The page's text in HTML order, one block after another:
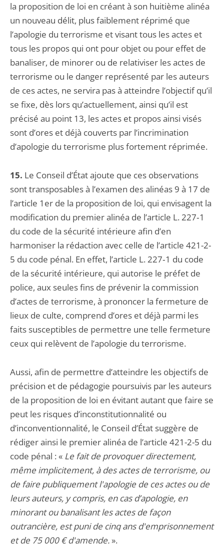
la proposition de loi en créant à son huitième alinéa
un nouveau délit, plus faiblement réprimé que
l’apologie du terrorisme et visant tous les actes et
tous les propos qui ont pour objet ou pour effet de
banaliser, de minorer ou de relativiser les actes de
terrorisme ou le danger représenté par les auteurs
de ces actes, ne servira pas à atteindre l’objectif qu’il
se fixe, dès lors qu’actuellement, ainsi qu’il est
précisé au point 13, les actes et propos ainsi visés
sont d’ores et déjà couverts par l’incrimination
d’apologie du terrorisme plus fortement réprimée.
15. Le Conseil d’État ajoute que ces observations
sont transposables à l’examen des alinéas 9 à 17 de
l’article 1er de la proposition de loi, qui envisagent la
modification du premier alinéa de l’article L. 227‑1
du code de la sécurité intérieure afin d’en
harmoniser la rédaction avec celle de l’article 421-2-
5 du code pénal. En effet, l’article L. 227‑1 du code
de la sécurité intérieure, qui autorise le préfet de
police, aux seules fins de prévenir la commission
d’actes de terrorisme, à prononcer la fermeture de
lieux de culte, comprend d’ores et déjà parmi les
faits susceptibles de permettre une telle fermeture
ceux qui relèvent de l’apologie du terrorisme.
Aussi, afin de permettre d’atteindre les objectifs de
précision et de pédagogie poursuivis par les auteurs
de la proposition de loi en évitant autant que faire se
peut les risques d’inconstitutionnalité ou
d’inconventionnalité, le Conseil d’État suggère de
rédiger ainsi le premier alinéa de l’article 421-2-5 du
code pénal : « Le fait de provoquer directement,
même implicitement, à des actes de terrorisme, ou
de faire publiquement l'apologie de ces actes ou de
leurs auteurs, y compris, en cas d’apologie, en
minorant ou banalisant les actes de façon
outrancière, est puni de cinq ans d'emprisonnement
et de 75 000 € d'amende. ».